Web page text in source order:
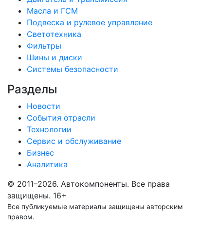
Масла и ГСМ
Подвеска и рулевое управление
Светотехника
Фильтры
Шины и диски
Системы безопасности
Разделы
Новости
События отрасли
Технологии
Сервис и обслуживание
Бизнес
Аналитика
© 2011–2026. Автокомпоненты. Все права
защищены. 16+
Все публикуемые материалы защищены авторским
правом.